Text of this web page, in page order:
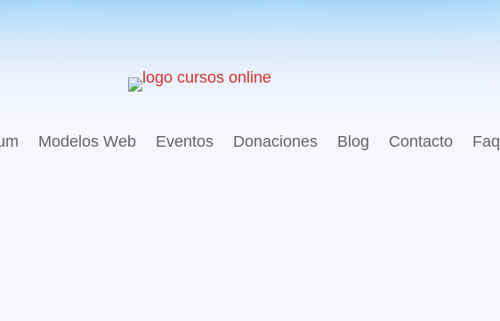
Modelos Web Eventos Donaciones Blog Contacto Faq